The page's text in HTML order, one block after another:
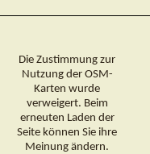
Die Zustimmung zur
Nutzung der OSM-
Karten wurde
verweigert. Beim
erneuten Laden der
Seite können Sie ihre
Meinung ändern.